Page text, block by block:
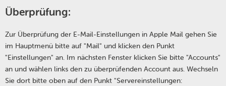
Überprüfung:
Zur Überprüfung der E-Mail-Einstellungen in Apple Mail gehen Sie
im Hauptmenü bitte auf "Mail" und klicken den Punkt
"Einstellungen" an. Im nächsten Fenster klicken Sie bitte "Accounts"
an und wählen links den zu überprüfenden Account aus. Wechseln
Sie dort bitte oben auf den Punkt "Servereinstellungen: